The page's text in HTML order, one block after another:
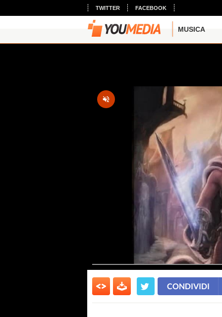
TWITTER FACEBOOK
MUSICA
CONDIVIDI